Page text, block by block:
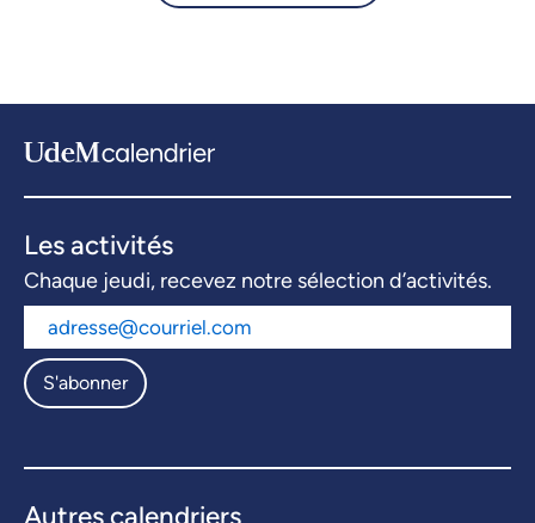
Les activités
Chaque jeudi, recevez notre sélection d’activités.
S'abonner
Autres calendriers